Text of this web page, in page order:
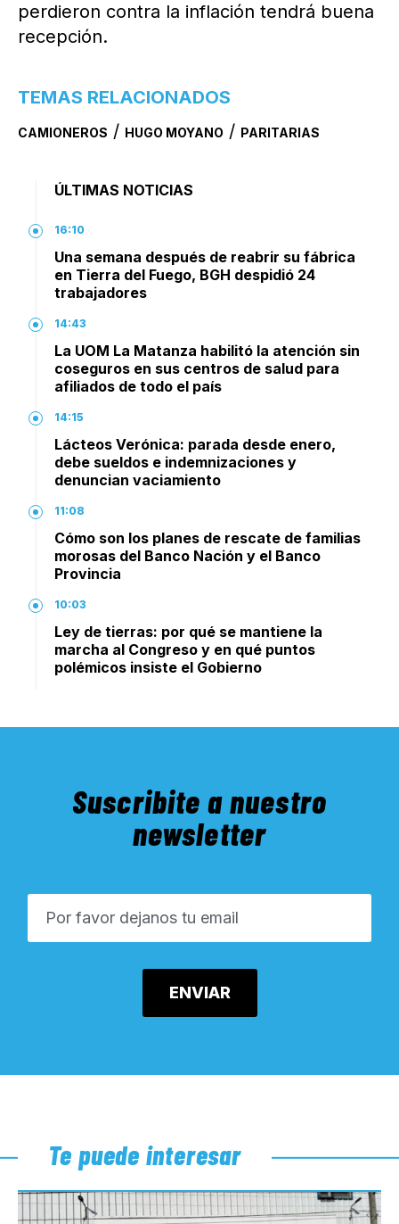
perdieron contra la inflación tendrá buena
recepción.
TEMAS RELACIONADOS
CAMIONEROS / HUGO MOYANO / PARITARIAS
ÚLTIMAS NOTICIAS
16:10
Una semana después de reabrir su fábrica
en Tierra del Fuego, BGH despidió 24
trabajadores
14:43
La UOM La Matanza habilitó la atención sin
coseguros en sus centros de salud para
afiliados de todo el país
14:15
Lácteos Verónica: parada desde enero,
debe sueldos e indemnizaciones y
denuncian vaciamiento
11:08
Cómo son los planes de rescate de familias
morosas del Banco Nación y el Banco
Provincia
10:03
Ley de tierras: por qué se mantiene la
marcha al Congreso y en qué puntos
polémicos insiste el Gobierno
Suscribite a nuestro
newsletter
Te puede interesar